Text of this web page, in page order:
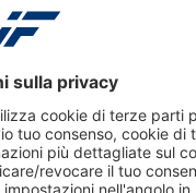
leggi tutto